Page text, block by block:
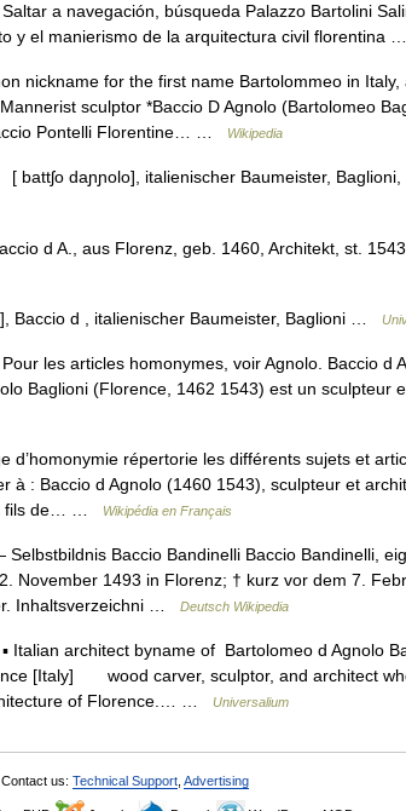
a navegación, búsqueda Palazzo Bartolini
y el manierismo de la arquitectura civil florentina
nickname for the first name Bartolommeo in
sculptor *Baccio D Agnolo (Bartolomeo
Pontelli Florentine… …
Wikipedia
battʃo daɲɲolo], italienischer Baumeister,
d A., aus Florenz, geb. 1460, Architekt, st.
d , italienischer Baumeister, Baglioni …
les articles homonymes, voir Agnolo. Baccio d
Baglioni (Florence, 1462 1543) est un sculpteur
d’homonymie répertorie les différents sujets et
à : Baccio d Agnolo (1460 1543), sculpteur et
fils de… …
Wikipédia en Français
Selbstbildnis Baccio Bandinelli Baccio Bandinelli,
November 1493 in Florenz; † kurz vor dem 7.
Inhaltsverzeichni …
Deutsch Wikipedia
Italian architect byname of Bartolomeo d Agnolo
[Italy] wood carver, sculptor, and architect
of Florence.… …
Universalium
Contact us: Technical Support Advertising